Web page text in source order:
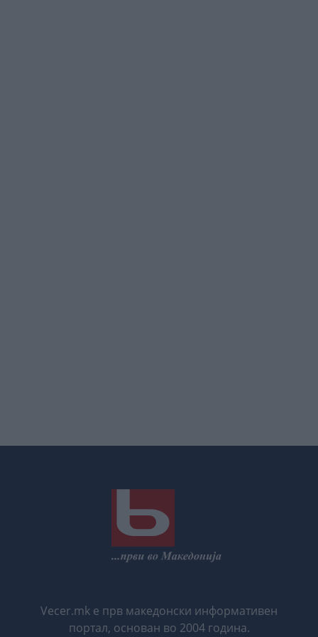
Vecer.mk е прв македонски информативен
портал, основан во 2004 година.